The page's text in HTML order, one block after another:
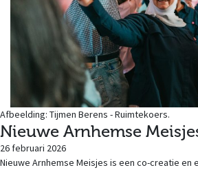
Afbeelding: Tijmen Berens - Ruimtekoers.
Nieuwe Arnhemse
26 februari 2026
Nieuwe Arnhemse Meisjes is een co-creatie